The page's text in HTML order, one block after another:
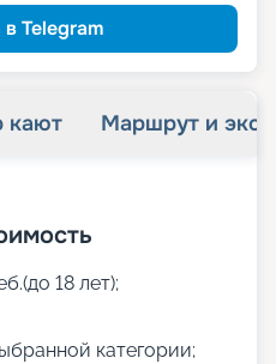
Telegram
кают Маршрут и
18 лет);
категории;